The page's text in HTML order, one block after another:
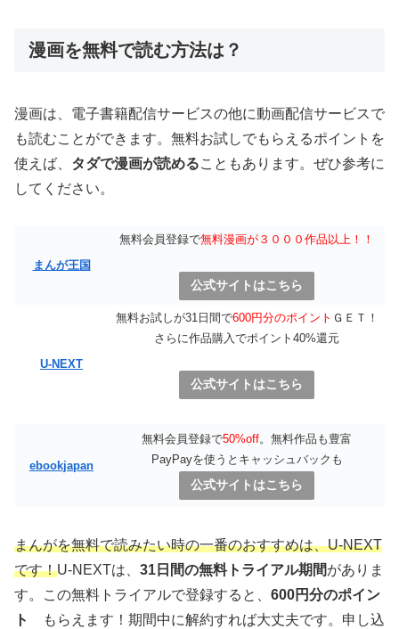
漫画を無料で読む方法は？
漫画は、電子書籍配信サービスの他に動画配信サービスで
も読むことができます。無料お試しでもらえるポイントを
使えば、 タダで漫画が読めることもあります。ぜひ参考に
してください。
まんが王国
無料会員登録で無料漫画が３０００作品以上！！
公式サイトはこちら
U-NEXT
無料お試しが31日間で600円分のポイント ＧＥＴ！
さらに作品購入でポイント40%還元
公式サイトはこちら
ebookjapan
無料会員登録で50%off。無料作品も豊富
PayPayを使うとキャッシュバックも
公式サイトはこちら
まんがを無料で読みたい時の一番のおすすめは、U-NEXT
です！U-NEXTは、 31日間の無料トライアル期間がありま
す。この無料トライアルで登録すると、 600円分のポイン
ト
もらえます！期間中に解約すれば大丈夫です。申し込